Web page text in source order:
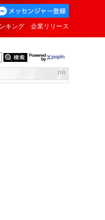
キング 企業リリース
PR